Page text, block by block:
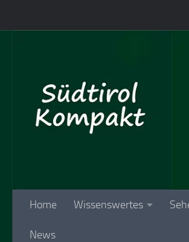
Home Wissenswertes
News